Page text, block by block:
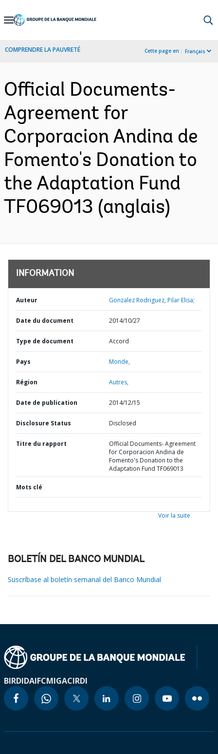
Skip
Navigation
COMPRENDRE LA PAUVRETÉ Cette page en : Français
Official Documents-
Agreement for
Corporacion Andina de
Fomento's Donation to
the Adaptation Fund
TF069013 (anglais)
INFORMATION
Auteur Gonzalez Rodriguez, Pilar Elisa;
Date du document 2014/10/27
Type de document Accord
Pays Monde,
Région Autres,
Date de publication 2014/12/15
Disclosure Status Disclosed
Titre du rapport
Official Documents- Agreement
for Corporacion Andina de
Fomento's Donation to the
Adaptation Fund TF069013
Mots clé
Voir la suite
BOLETÍN DEL BANCO MUNDIAL
Suscríbase al boletín semanal del Banco Mundial
BIRDIDAIFCMIGACIRDI